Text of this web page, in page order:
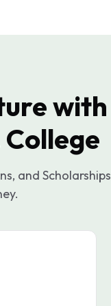
with
and